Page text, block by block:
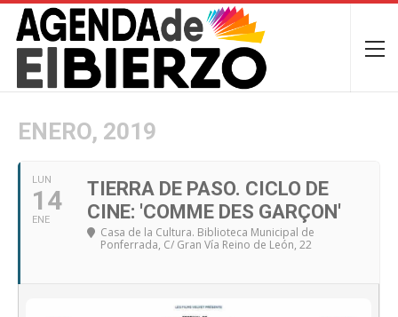
ENERO, 2019
LUN
14
ENE
TIERRA DE PASO. CICLO DE
CINE: 'COMME DES GARÇON'
Casa de la Cultura. Biblioteca Municipal de
Ponferrada, C/ Gran Vía Reino de León, 22